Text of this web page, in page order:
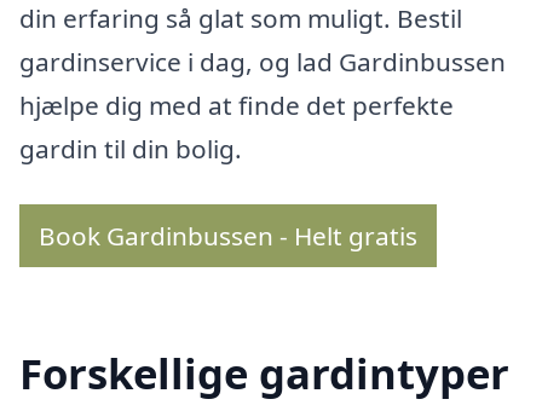
din erfaring så glat som muligt. Bestil
gardinservice i dag, og lad Gardinbussen
hjælpe dig med at finde det perfekte
gardin til din bolig.
Book Gardinbussen - Helt gratis
Forskellige gardintyper